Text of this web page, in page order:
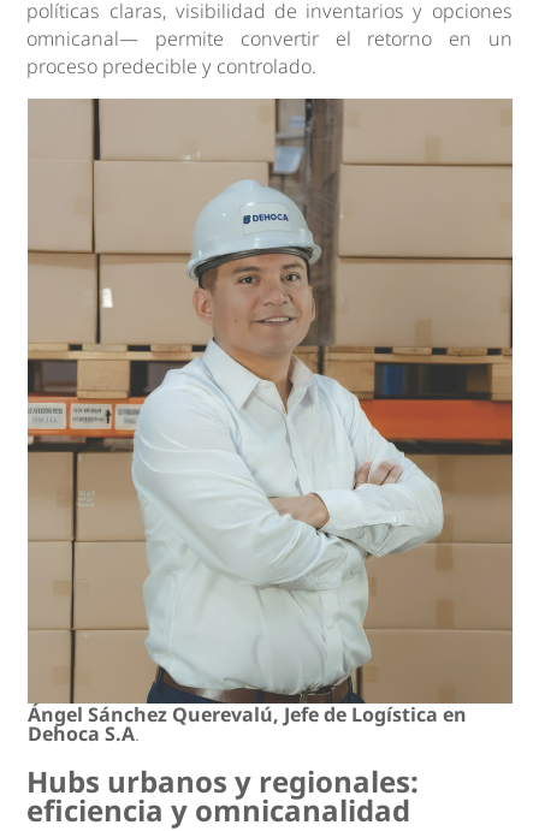
políticas claras, visibilidad de inventarios y opciones
omnicanal— permite convertir el retorno en un
proceso predecible y controlado.
Ángel Sánchez Querevalú, Jefe de Logística en
Dehoca S.A.
Hubs urbanos y regionales:
eficiencia y omnicanalidad